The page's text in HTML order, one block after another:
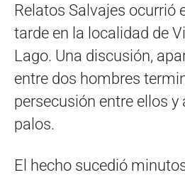
Relatos Salvajes ocurrió
tarde en la localidad de
Lago. Una discusión,
entre dos hombres
persecusión entre ellos
palos.
El hecho sucedió